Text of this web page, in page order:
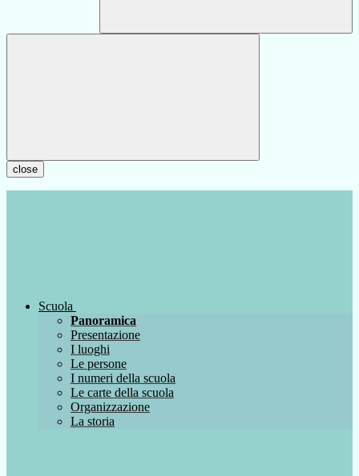
close
Scuola
Panoramica
Presentazione
I luoghi
Le persone
I numeri della scuola
Le carte della scuola
Organizzazione
La storia